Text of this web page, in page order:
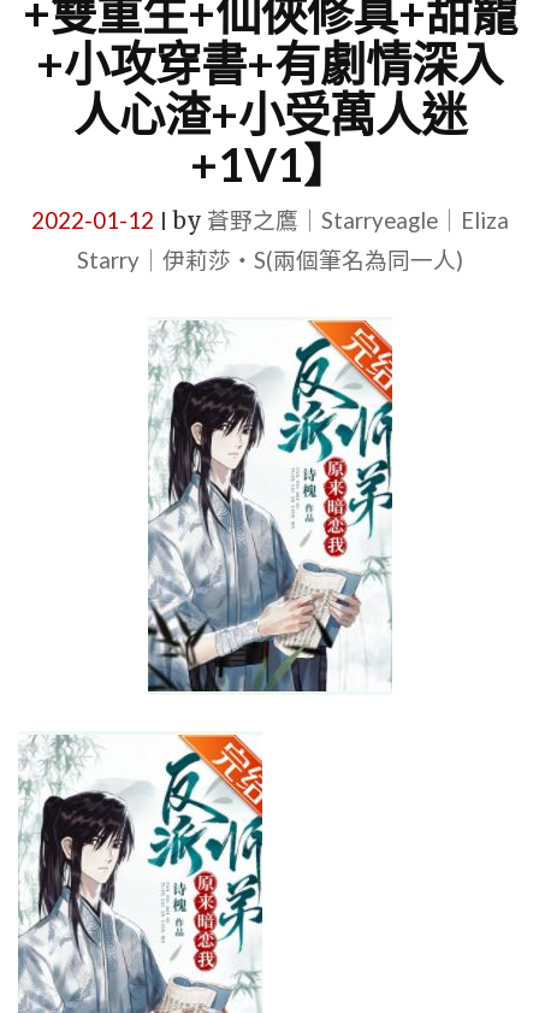
+雙重生+仙俠修真+甜寵
+小攻穿書+有劇情深入
人心渣+小受萬人迷
+1V1】
2022-01-12 by 蒼野之鷹｜Starryeagle｜Eliza
Starry｜伊莉莎・S(兩個筆名為同一人)